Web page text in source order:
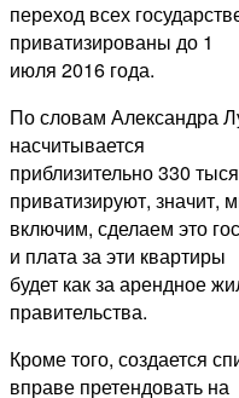
переход всех
приватизированы до 1
июля 2016 года.
По словам Александра
насчитывается
приблизительно 330
приватизируют, значит,
включим, сделаем это
и плата за эти квартиры
будет как за арендное
правительства.
Кроме того, создается
вправе претендовать на